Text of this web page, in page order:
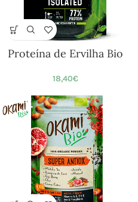
Proteína de Ervilha Bio
18,40€